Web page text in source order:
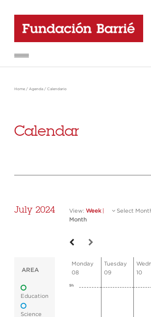
Home / Agenda / Calendario
Calendar
July 2024 View: Week
Month
Select
AREA
Education
Science
Monday
08
Tuesday
09
10
9h